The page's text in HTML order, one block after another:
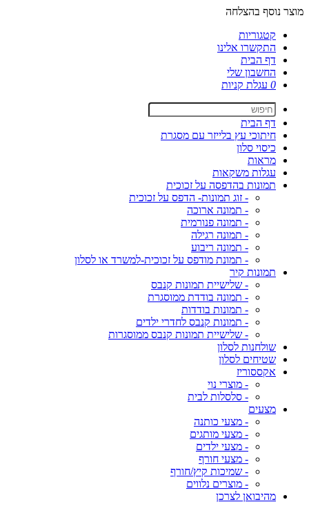
מוצר נוסף בהצלחה
קטגוריות
התקשרו אלינו
דף הבית
החשבון שלי
0 עגלת קניות
דף הבית
חיתוכי עץ בלייזר עם מסגרת
כיסוי סלון
מראות
עגלות משקאות
תמונות בהדפסה על זכוכית
- זוג תמונות- הדפס על זכוכית
- תמונה ארוכה
- תמונה פנורמית
- תמונה רגילה
- תמונה ריבוע
- תמונת מודפס על זכוכית-למשרד או לסלון
תמונות קיר
- שלישיית תמונות קנבס
- תמונה בודדת ממוסגרת
- תמונות בודדות
- תמונות קנבס לחדרי ילדים
- שלישיית תמונות קנבס ממוסגרות
שולחנות לסלון
שטיחים לסלון
אקססוריז
- מוצרי נוי
- סלסלות לבית
מצעים
- מצעי כותנה
- מצעי מותגים
- מצעי ילדים
- מצעי חורף
- שמיכות קיץ/חורף
- מוצרים נלווים
מהיבואן לצרכן